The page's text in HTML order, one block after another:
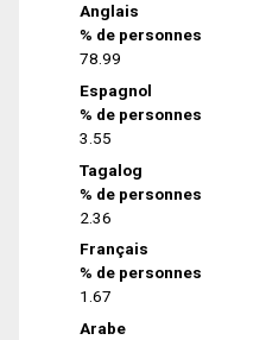
Anglais
% de personnes
78.99
Espagnol
% de personnes
3.55
Tagalog
% de personnes
2.36
Français
% de personnes
1.67
Arabe